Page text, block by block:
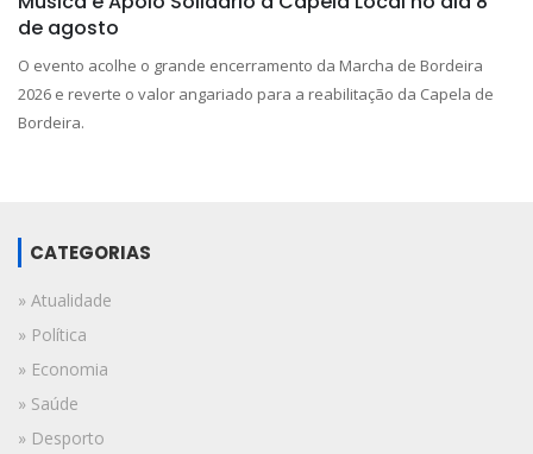
de agosto
O evento acolhe o grande encerramento da Marcha de Bordeira
2026 e reverte o valor angariado para a reabilitação da Capela de
Bordeira.
CATEGORIAS
» Atualidade
» Política
» Economia
» Saúde
» Desporto